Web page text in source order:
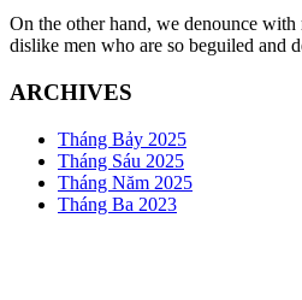
On the other hand, we denounce
dislike men who are so beguiled and
ARCHIVES
Tháng Bảy 2025
Tháng Sáu 2025
Tháng Năm 2025
Tháng Ba 2023